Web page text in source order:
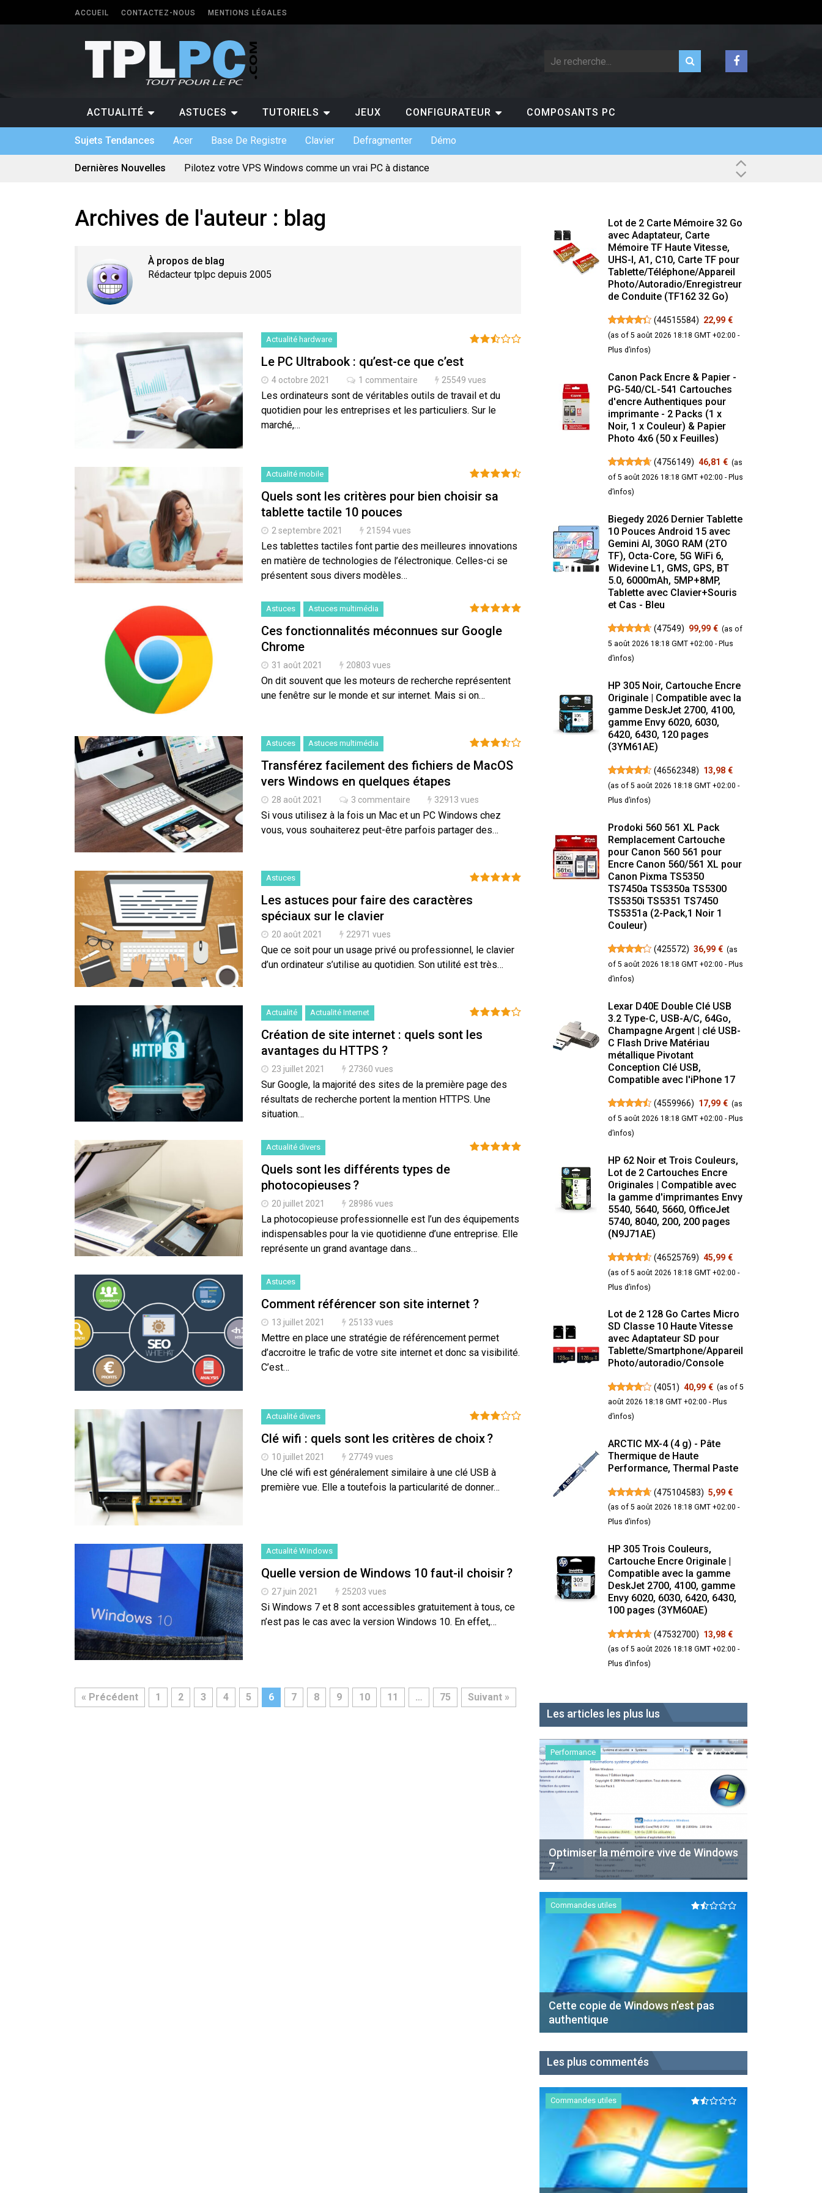
ACCUEIL CONTACTEZ-NOUS MENTIONS LÉGALES
ACTUALITÉ ASTUCES TUTORIELS JEUX CONFIGURATEUR COMPOSANTS PC
Sujets Tendances Acer Base De Registre Clavier Defragmenter Démo
Dernières Nouvelles
Pilotez votre VPS Windows comme un vrai PC à distance
Quel PC faut-il avoir pour jouer au casino en ligne ?
Quelle application permet de suivre les scores de NBA en temps réel ?
Logiciel sur mesure : pourquoi est-ce un atout pour les entreprises ?
Le divertissement numérique et l’évolution des loisirs en ligne
Archives de l'auteur : blag
À propos de blag
Rédacteur tplpc depuis 2005
Actualité hardware
Le PC Ultrabook : qu’est-ce que c’est
4 octobre 2021 1 commentaire 25549 vues
Les ordinateurs sont de véritables outils de travail et du
quotidien pour les entreprises et les particuliers. Sur le
marché,…
Actualité mobile
Quels sont les critères pour bien choisir sa
tablette tactile 10 pouces
2 septembre 2021 21594 vues
Les tablettes tactiles font partie des meilleures innovations
en matière de technologies de l’électronique. Celles-ci se
présentent sous divers modèles…
Astuces Astuces multimédia
Ces fonctionnalités méconnues sur Google
Chrome
31 août 2021 20803 vues
On dit souvent que les moteurs de recherche représentent
une fenêtre sur le monde et sur internet. Mais si on…
Astuces Astuces multimédia
Transférez facilement des fichiers de MacOS
vers Windows en quelques étapes
28 août 2021 3 commentaire 32913 vues
Si vous utilisez à la fois un Mac et un PC Windows chez
vous, vous souhaiterez peut-être parfois partager des…
Astuces
Les astuces pour faire des caractères
spéciaux sur le clavier
20 août 2021 22971 vues
Que ce soit pour un usage privé ou professionnel, le clavier
d’un ordinateur s’utilise au quotidien. Son utilité est très…
Actualité Actualité Internet
Création de site internet : quels sont les
avantages du HTTPS ?
23 juillet 2021 27360 vues
Sur Google, la majorité des sites de la première page des
résultats de recherche portent la mention HTTPS. Une
situation…
Actualité divers
Quels sont les différents types de
photocopieuses ?
20 juillet 2021 28986 vues
La photocopieuse professionnelle est l’un des équipements
indispensables pour la vie quotidienne d’une entreprise. Elle
représente un grand avantage dans…
Astuces
Comment référencer son site internet ?
13 juillet 2021 25133 vues
Mettre en place une stratégie de référencement permet
d’accroitre le trafic de votre site internet et donc sa visibilité.
C’est…
Actualité divers
Clé wifi : quels sont les critères de choix ?
10 juillet 2021 27749 vues
Une clé wifi est généralement similaire à une clé USB à
première vue. Elle a toutefois la particularité de donner…
Actualité Windows
Quelle version de Windows 10 faut-il choisir ?
27 juin 2021 25203 vues
Si Windows 7 et 8 sont accessibles gratuitement à tous, ce
n’est pas le cas avec la version Windows 10. En effet,…
« Précédent 1 2 3 4 5 6 7 8 9 10 11 … 75 Suivant »
Lot de 2 Carte Mémoire 32 Go
avec Adaptateur, Carte
Mémoire TF Haute Vitesse,
UHS-I, A1, C10, Carte TF pour
Tablette/Téléphone/Appareil
Photo/Autoradio/Enregistreur
de Conduite (TF162 32 Go)
(44515584) 22,99 €
(as of 5 août 2026 18:18 GMT +02:00 -
Plus d’infos)
Canon Pack Encre & Papier -
PG-540/CL-541 Cartouches
d'encre Authentiques pour
imprimante - 2 Packs (1 x
Noir, 1 x Couleur) & Papier
Photo 4x6 (50 x Feuilles)
(4756149) 46,81 € (as
of 5 août 2026 18:18 GMT +02:00 -Plus
d’infos)
Biegedy 2026 Dernier Tablette
10 Pouces Android 15 avec
Gemini AI, 30GO RAM (2TO
TF), Octa-Core, 5G WiFi 6,
Widevine L1, GMS, GPS, BT
5.0, 6000mAh, 5MP+8MP,
Tablette avec Clavier+Souris
et Cas - Bleu
(47549) 99,99 € (as of
5 août 2026 18:18 GMT +02:00 -Plus
d’infos)
HP 305 Noir, Cartouche Encre
Originale | Compatible avec la
gamme DeskJet 2700, 4100,
gamme Envy 6020, 6030,
6420, 6430, 120 pages
(3YM61AE)
(46562348) 13,98 €
(as of 5 août 2026 18:18 GMT +02:00 -
Plus d’infos)
Prodoki 560 561 XL Pack
Remplacement Cartouche
pour Canon 560 561 pour
Encre Canon 560/561 XL pour
Canon Pixma TS5350
TS7450a TS5350a TS5300
TS5350i TS5351 TS7450
TS5351a (2-Pack,1 Noir 1
Couleur)
(425572) 36,99 € (as
of 5 août 2026 18:18 GMT +02:00 -Plus
d’infos)
Lexar D40E Double Clé USB
3.2 Type-C, USB-A/C, 64Go,
Champagne Argent | clé USB-
C Flash Drive Matériau
métallique Pivotant
Conception Clé USB,
Compatible avec l'iPhone 17
(4559966) 17,99 € (as
of 5 août 2026 18:18 GMT +02:00 -Plus
d’infos)
HP 62 Noir et Trois Couleurs,
Lot de 2 Cartouches Encre
Originales | Compatible avec
la gamme d'imprimantes Envy
5540, 5640, 5660, OfficeJet
5740, 8040, 200, 200 pages
(N9J71AE)
(46525769) 45,99 €
(as of 5 août 2026 18:18 GMT +02:00 -
Plus d’infos)
Lot de 2 128 Go Cartes Micro
SD Classe 10 Haute Vitesse
avec Adaptateur SD pour
Tablette/Smartphone/Appareil
Photo/autoradio/Console
(4051) 40,99 € (as of 5
août 2026 18:18 GMT +02:00 - Plus
d’infos)
ARCTIC MX-4 (4 g) - Pâte
Thermique de Haute
Performance, Thermal Paste
(475104583) 5,99 €
(as of 5 août 2026 18:18 GMT +02:00 -
Plus d’infos)
HP 305 Trois Couleurs,
Cartouche Encre Originale |
Compatible avec la gamme
DeskJet 2700, 4100, gamme
Envy 6020, 6030, 6420, 6430,
100 pages (3YM60AE)
(47532700) 13,98 €
(as of 5 août 2026 18:18 GMT +02:00 -
Plus d’infos)
Les articles les plus lus
Performance
Optimiser la mémoire vive de Windows
7
Commandes utiles
Cette copie de Windows n’est pas
authentique
Les plus commentés
Commandes utiles